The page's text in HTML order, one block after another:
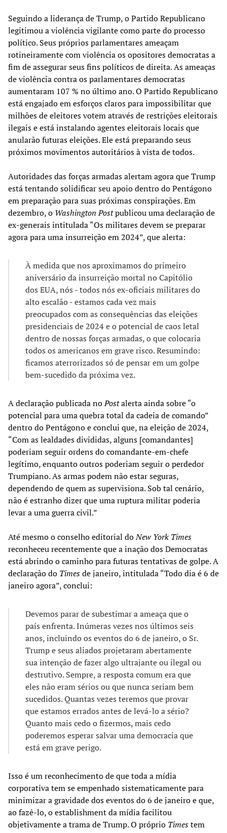
Seguindo a liderança de Trump, o Partido Republicano
legitimou a violência vigilante como parte do processo
político. Seus próprios parlamentares ameaçam
rotineiramente com violência os opositores democratas a
fim de assegurar seus fins políticos de direita. As ameaças
de violência contra os parlamentares democratas
aumentaram 107 % no último ano. O Partido Republicano
está engajado em esforços claros para impossibilitar que
milhões de eleitores votem através de restrições eleitorais
ilegais e está instalando agentes eleitorais locais que
anularão futuras eleições. Ele está preparando seus
próximos movimentos autoritários à vista de todos.
Autoridades das forças armadas alertam agora que Trump
está tentando solidificar seu apoio dentro do Pentágono
em preparação para suas próximas conspirações. Em
dezembro, o Washington Postpublicou uma declaração de
ex-generais intitulada “Os militares devem se preparar
agora para uma insurreição em 2024”, que alerta:
À medida que nos aproximamos do primeiro
aniversário da insurreição mortal no Capitólio
dos EUA, nós - todos nós ex-oficiais militares do
alto escalão - estamos cada vez mais
preocupados com as consequências das eleições
presidenciais de 2024 e o potencial de caos letal
dentro de nossas forças armadas, o que colocaria
todos os americanos em grave risco. Resumindo:
ficamos aterrorizados só de pensar em um golpe
bem-sucedido da próxima vez.
A declaração publicada noPostalerta ainda sobre “o
potencial para uma quebra total da cadeia de comando”
dentro do Pentágono e conclui que, na eleição de 2024,
“Com as lealdades divididas, alguns [comandantes]
poderiam seguir ordens do comandante-em-chefe
legítimo, enquanto outros poderiam seguir o perdedor
Trumpiano. As armas podem não estar seguras,
dependendo de quem as supervisiona. Sob tal cenário,
não é estranho dizer que uma ruptura militar poderia
levar a uma guerra civil.”
Até mesmo o conselho editorial doNew York Times
reconheceu recentemente que a inação dos Democratas
está abrindo o caminho para futuras tentativas de golpe. A
declaração do Timesde janeiro, intitulada “Todo dia é 6 de
janeiro agora”, conclui:
Devemos parar de subestimar a ameaça que o
país enfrenta. Inúmeras vezes nos últimos seis
anos, incluindo os eventos do 6 de janeiro, o Sr.
Trump e seus aliados projetaram abertamente
sua intenção de fazer algo ultrajante ou ilegal ou
destrutivo. Sempre, a resposta comum era que
eles não eram sérios ou que nunca seriam bem
sucedidos. Quantas vezes teremos que provar
que estamos errados antes de levá-lo a sério?
Quanto mais cedo o fizermos, mais cedo
poderemos esperar salvar uma democracia que
está em grave perigo.
Isso é um reconhecimento de que toda a mídia
corporativa tem se empenhado sistematicamente para
minimizar a gravidade dos eventos do 6 de janeiro e que,
ao fazê-lo, o establishment da mídia facilitou
objetivamente a trama de Trump. O próprio Timestem